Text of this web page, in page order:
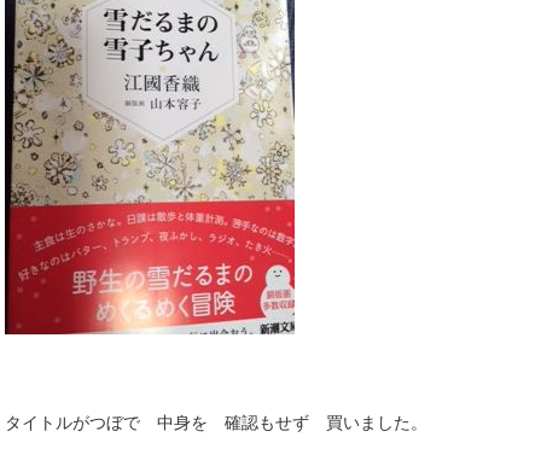
タイトルがつぼで 中身を 確認もせず 買いました。